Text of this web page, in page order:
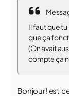
Il faut que
que ça
(On avait
compte ça
Bonjour! est